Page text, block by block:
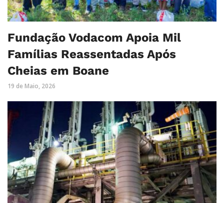
Fundação Vodacom Apoia Mil
Famílias Reassentadas Após
Cheias em Boane
19 de Maio, 2026